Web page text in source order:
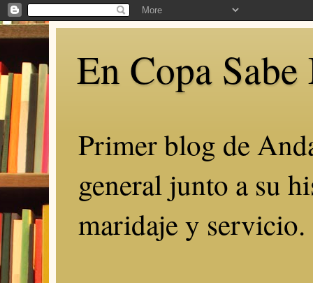
En Copa
Primer blog de
general junto a su
maridaje y servicio.